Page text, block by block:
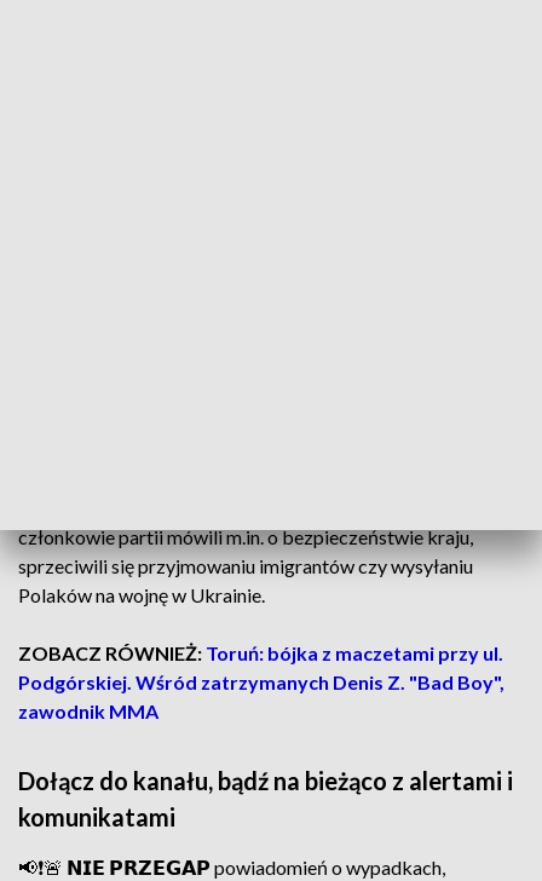
członkowie partii mówili m.in. o bezpieczeństwie kraju,
sprzeciwili się przyjmowaniu imigrantów czy wysyłaniu
Polaków na wojnę w Ukrainie.
ZOBACZ RÓWNIEŻ: Toruń: bójka z maczetami przy ul.
Podgórskiej. Wśród zatrzymanych Denis Z. "Bad Boy",
zawodnik MMA
Dołącz do kanału, bądź na bieżąco z alertami i
komunikatami
📢❗🚨 𝗡𝗜𝗘 𝗣𝗥𝗭𝗘𝗚𝗔𝗣 powiadomień o wypadkach,